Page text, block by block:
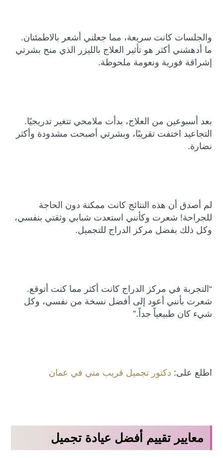
والجلسات كانت سريعة، مما جعلني أشعر بالاطمئنان.
ما أدهشني أكثر هو تأثير العلاج بالليزر الذي منح بشرتي
إشراقة فورية ونعومة ملحوظة.
بعد أسبوعين من العلاج، بدأت ملامحي تتغير تدريجيًا.
التجاعيد اختفت تقريبًا، وبشرتي أصبحت مشدودة وأكثر
نضارة.
لم أصدق أن هذه النتائج كانت ممكنة دون الحاجة
للجراحة! شعرت وكأنني استعدت شبابي وثقتي بنفسي،
وكل ذلك بفضل مركز الدراج للتجميل.
“التجربة في مركز الدراج كانت أكثر مما كنت أتوقع.
شعرت بأنني أعود إلى أفضل نسخة من نفسي، وكل
شيء كان طبيعياً جداً.”
اطلع على: دكتور تجميل قريب مني في عمان
معايير تقييم أفضل عيادة تجميل